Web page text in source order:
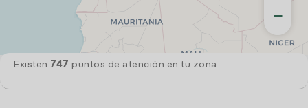
Existen 747 puntos de atención en tu zona
−